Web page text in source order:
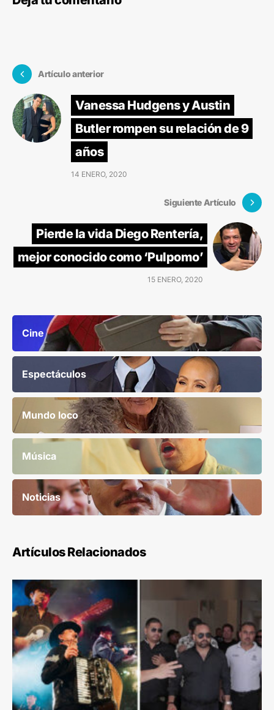
Artículo anterior
Vanessa Hudgens y Austin
Butler rompen su relación de 9
años
14 ENERO, 2020
Siguiente Artículo
Pierde la vida Diego Rentería,
mejor conocido como ‘Pulpomo’
15 ENERO, 2020
Cine
Espectáculos
Mundo loco
Música
Noticias
Artículos Relacionados